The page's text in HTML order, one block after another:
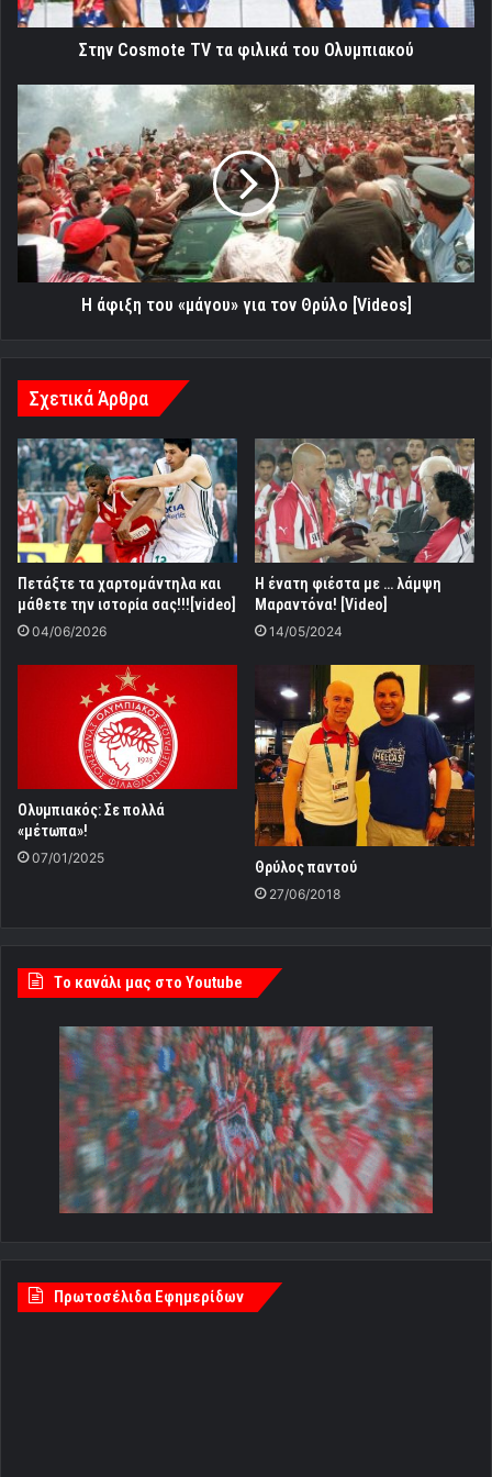
Στην Cosmote TV τα φιλικά του Ολυμπιακού
Η
του
«μάγου»
για
τον
Θρύλο
[Videos]
Η άφιξη του «μάγου» για τον Θρύλο [Videos]
Σχετικά Άρθρα
Πετάξτε τα χαρτομάντηλα και
μάθετε την ιστορία σας!!![video]
04/06/2026
H ένατη φιέστα με … λάμψη
Μαραντόνα! [Video]
14/05/2024
Ολυμπιακός: Σε πολλά
«μέτωπα»!
07/01/2025
Θρύλος παντού
27/06/2018
Tο κανάλι μας στο Youtube
Πρωτοσέλιδα Εφημερίδων